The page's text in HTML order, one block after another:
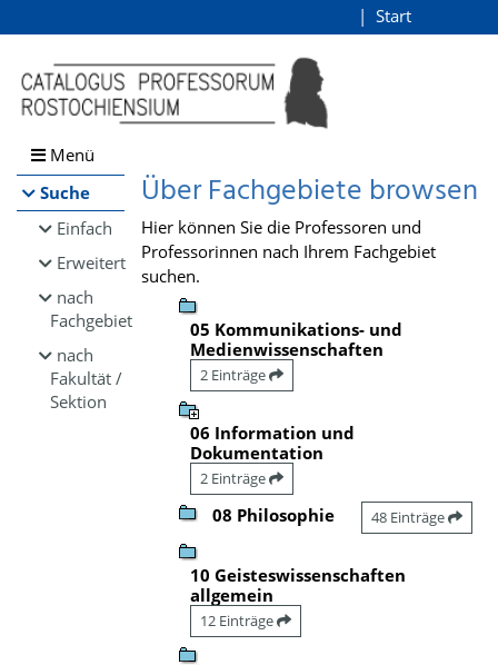
Browsen
direkt zum Inhalt
Start
Menü
Suche
Einfach
Erweitert
nach
Fachgebiet
nach
Fakultät /
Sektion
Über Fachgebiete browsen
Hier können Sie die Professoren und
Professorinnen nach Ihrem Fachgebiet
suchen.
05 Kommunikations- und
Medienwissenschaften
2 Einträge
06 Information und
Dokumentation
2 Einträge
08 Philosophie 48 Einträge
10 Geisteswissenschaften
allgemein
12 Einträge